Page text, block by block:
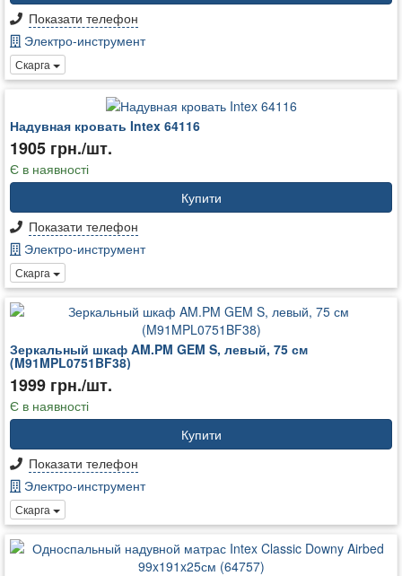
Показати телефон
Электро-инструмент
Скарга
Надувная кровать Intex 64116
1905 грн./шт.
Є в наявності
Купити
Показати телефон
Электро-инструмент
Скарга
Зеркальный шкаф AM.PM GEM S, левый, 75 см
(M91MPL0751BF38)
1999 грн./шт.
Є в наявності
Купити
Показати телефон
Электро-инструмент
Скарга